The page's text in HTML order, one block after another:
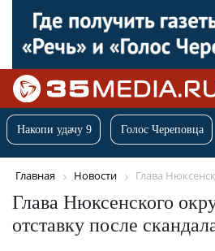
Накопи удачу 9 Голос Череповца
Главная Новости Глава
Глава Нюксенского
отставку после